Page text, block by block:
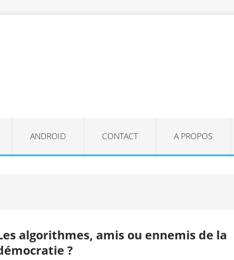
ANDROID CONTACT A PROPOS
algorithmes, amis ou ennemis de la
?